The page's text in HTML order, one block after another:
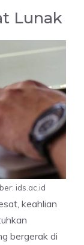
Lunak
ids.ac.id
keahlian
bergerak di